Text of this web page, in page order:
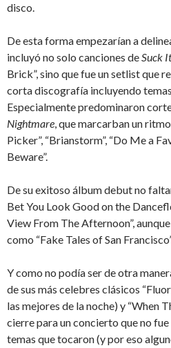
disco.
De esta forma empezarían a
incluyó no solo canciones deSuck
Brick”, sino que fue un setlist que
corta discografía incluyendo
Especialmente predominaron
Nightmare, que marcarban un
Picker”, “Brianstorm”, “Do Me a
Beware”.
De su exitoso álbum debut no
Bet You Look Good on the
View From The Afternoon”,
como “Fake Tales of San
Y como no podía ser de otra
de sus más celebres clásicos
las mejores de la noche) y “When
cierre para un concierto que no
temas que tocaron (y por eso